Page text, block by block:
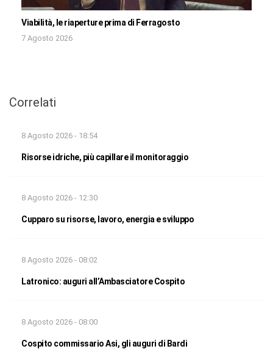
Viabilità, le riaperture prima di Ferragosto
7 Agosto 2026
Correlati
8 Agosto 2026 - 18:54
Risorse idriche, più capillare il monitoraggio
8 Agosto 2026 - 12:30
Cupparo su risorse, lavoro, energia e sviluppo
8 Agosto 2026 - 08:02
Latronico: auguri all’Ambasciatore Cospito
8 Agosto 2026 - 08:00
Cospito commissario Asi, gli auguri di Bardi